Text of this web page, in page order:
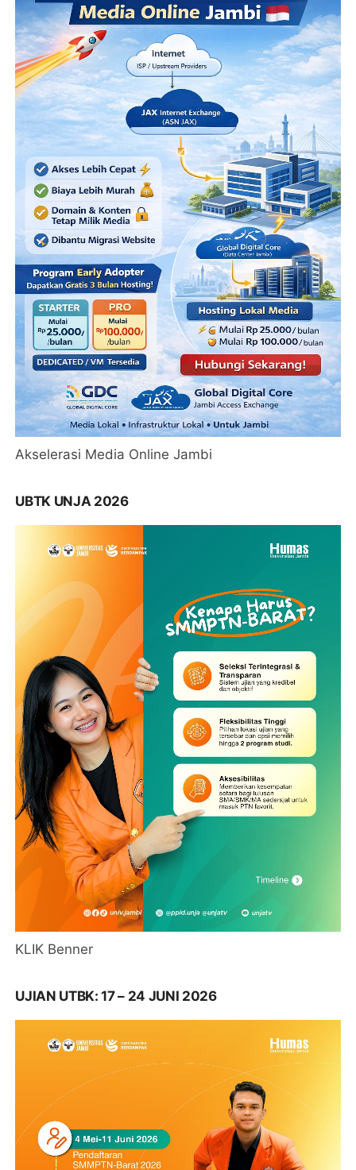
Akselerasi Media Online Jambi
UBTK UNJA 2026
KLIK Benner
UJIAN UTBK: 17 – 24 JUNI 2026